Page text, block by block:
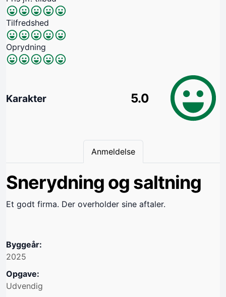
Tilfredshed
Oprydning
Karakter 5.0
Anmeldelse
Snerydning og saltning
Et godt firma. Der overholder sine aftaler.
Byggeår:
2025
Opgave:
Udvendig